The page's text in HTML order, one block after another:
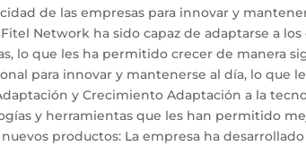
de las empresas para innovar y
Network ha sido capaz de adaptarse a
lo que les ha permitido crecer de manera
para innovar y mantenerse al día, lo que
y Crecimiento Adaptación a la
y herramientas que les han permitido
productos: La empresa ha